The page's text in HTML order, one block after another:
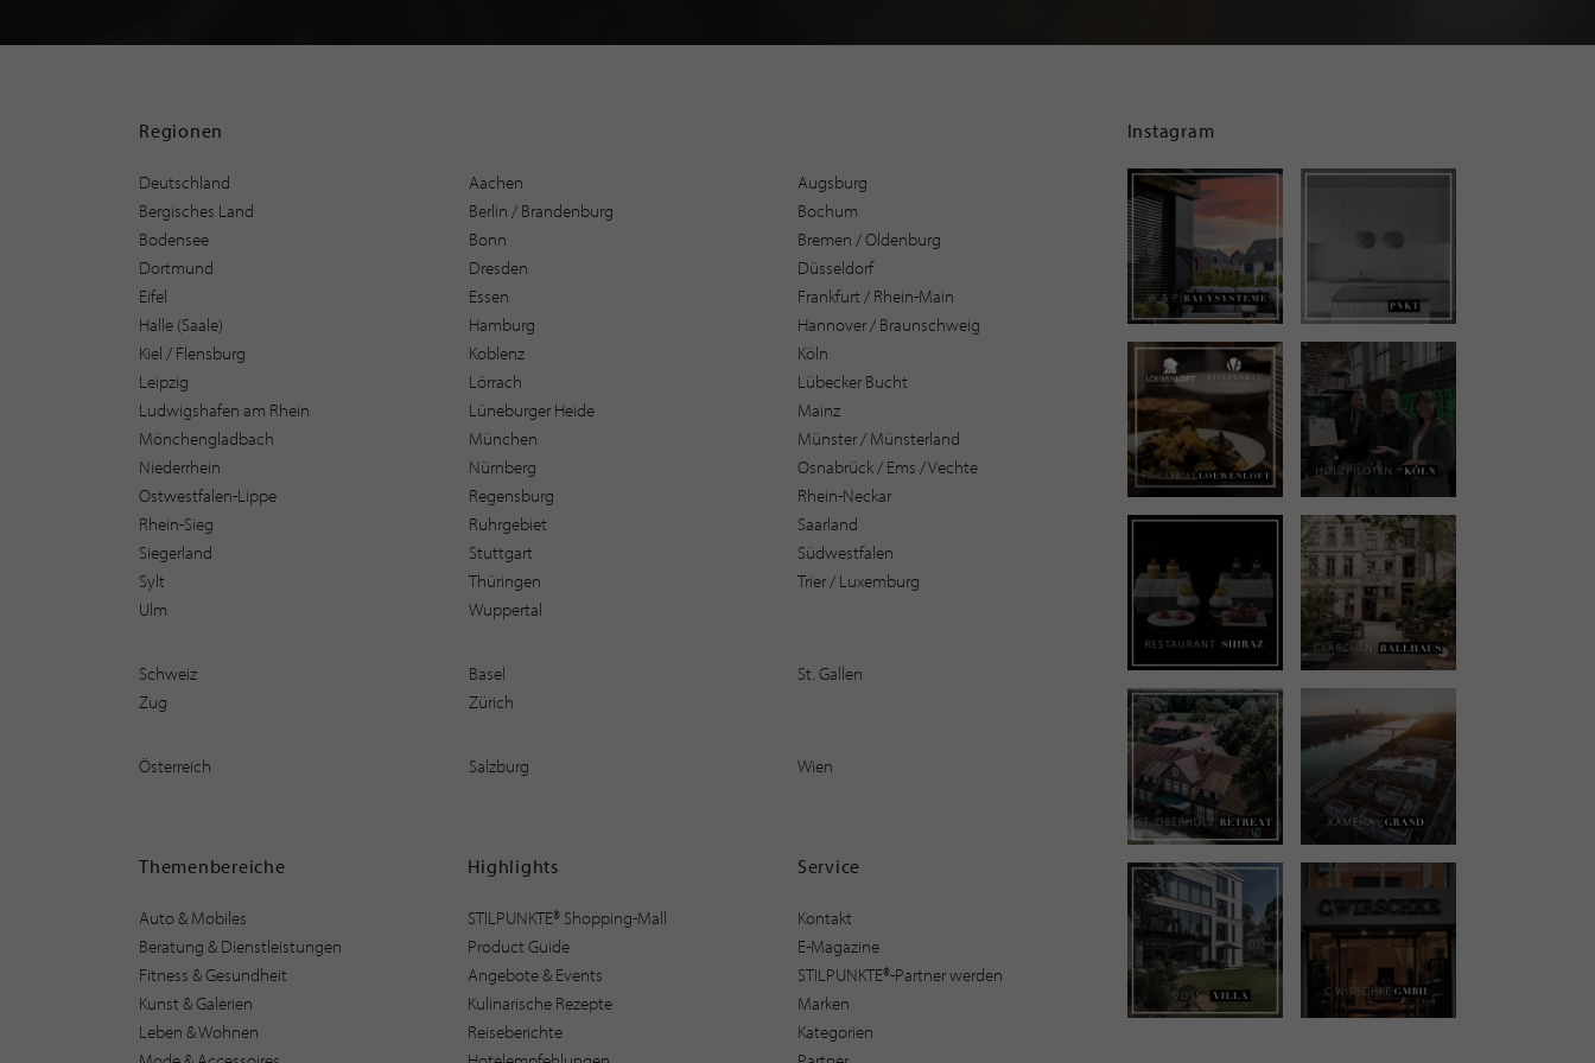
Regionen
Deutschland Aachen
Augsburg
Bergisches Land
Berlin / Brandenburg
Bochum
Bodensee
Bonn
Bremen / Oldenburg
Dortmund
Dresden
Düsseldorf
Eifel
Essen
Frankfurt / Rhein-Main
Halle (Saale)
Hamburg
Hannover / Braunschweig
Kiel / Flensburg
Koblenz
Köln
Leipzig
Lörrach
Lübecker Bucht
Ludwigshafen am Rhein
Lüneburger Heide
Mainz
Mönchengladbach
München
Münster / Münsterland
Niederrhein
Nürnberg
Osnabrück / Ems / Vechte
Ostwestfalen-Lippe
Regensburg
Rhein-Neckar
Rhein-Sieg
Ruhrgebiet
Saarland
Siegerland
Stuttgart
Südwestfalen
Sylt
Thüringen
Trier / Luxemburg
Ulm
Wuppertal
Schweiz Basel
St. Gallen
Zug
Zürich
Österreich Salzburg Wien
Themenbereiche
Auto & Mobiles
Beratung & Dienstleistungen
Fitness & Gesundheit
Kunst & Galerien
Leben & Wohnen
Highlights
STILPUNKTE® Shopping-Mall
Product Guide
Angebote & Events
Kulinarische Rezepte
Reiseberichte
Service
Kontakt
E-Magazine
STILPUNKTE®-Partner werden
Marken
Kategorien
Instagram